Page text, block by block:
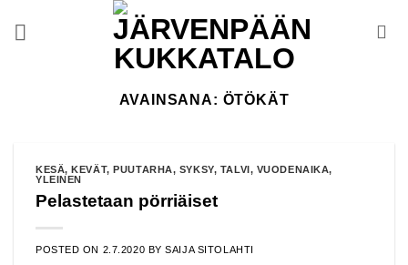
AVAINSANA: ÖTÖKÄT
KESÄ,KEVÄT,PUUTARHA, SYKSY, TALVI, VUODENAIKA,
YLEINEN
Pelastetaan pörriäiset
POSTED ON 2.7.2020 BYSAIJA SITOLAHTI